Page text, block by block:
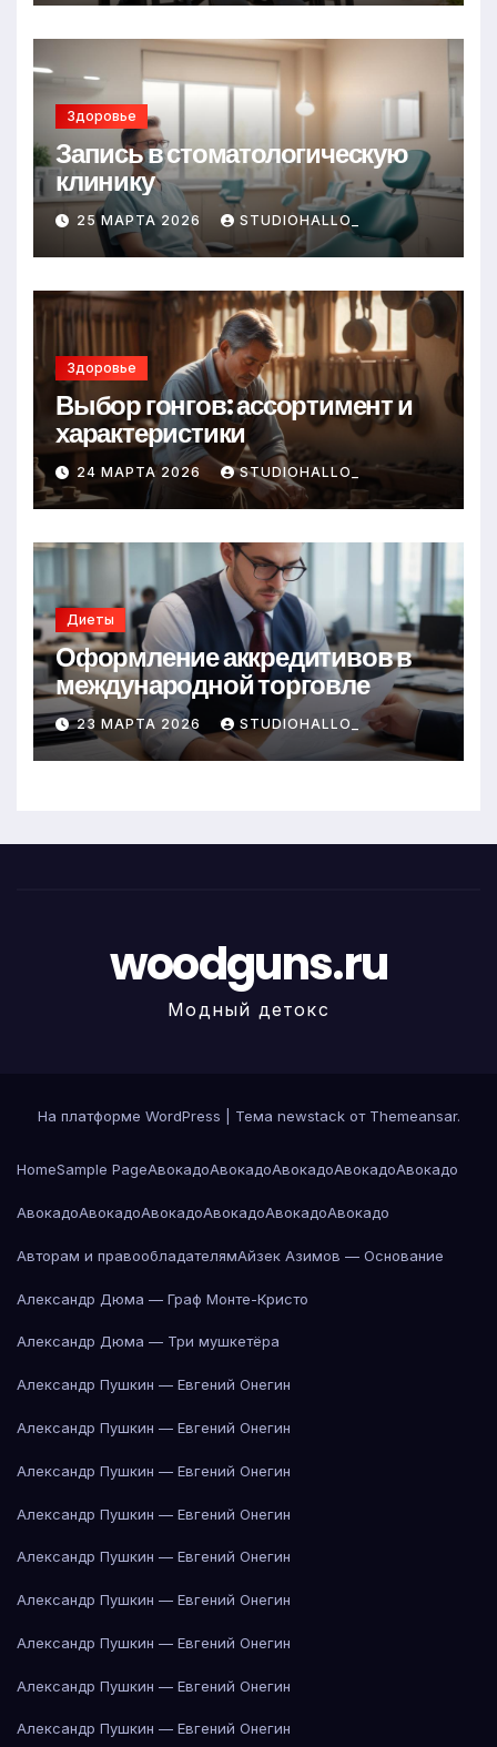
Здоровье
Запись в стоматологическую
клинику
25 МАРТА 2026 STUDIOHALLO_
Здоровье
Выбор гонгов: ассортимент и
характеристики
24 МАРТА 2026 STUDIOHALLO_
Диеты
Оформление аккредитивов в
международной торговле
23 МАРТА 2026 STUDIOHALLO_
woodguns.ru
Модный детокс
На платформе WordPress Тема newstack от Themeansar.
HomeSample PageАвокадоАвокадоАвокадоАвокадоАвокадо
АвокадоАвокадоАвокадоАвокадоАвокадоАвокадо
Авторам и правообладателямАйзек Азимов — Основание
Александр Дюма — Граф Монте-Кристо
Александр Дюма — Три мушкетёра
Александр Пушкин — Евгений Онегин
Александр Пушкин — Евгений Онегин
Александр Пушкин — Евгений Онегин
Александр Пушкин — Евгений Онегин
Александр Пушкин — Евгений Онегин
Александр Пушкин — Евгений Онегин
Александр Пушкин — Евгений Онегин
Александр Пушкин — Евгений Онегин
Александр Пушкин — Евгений Онегин